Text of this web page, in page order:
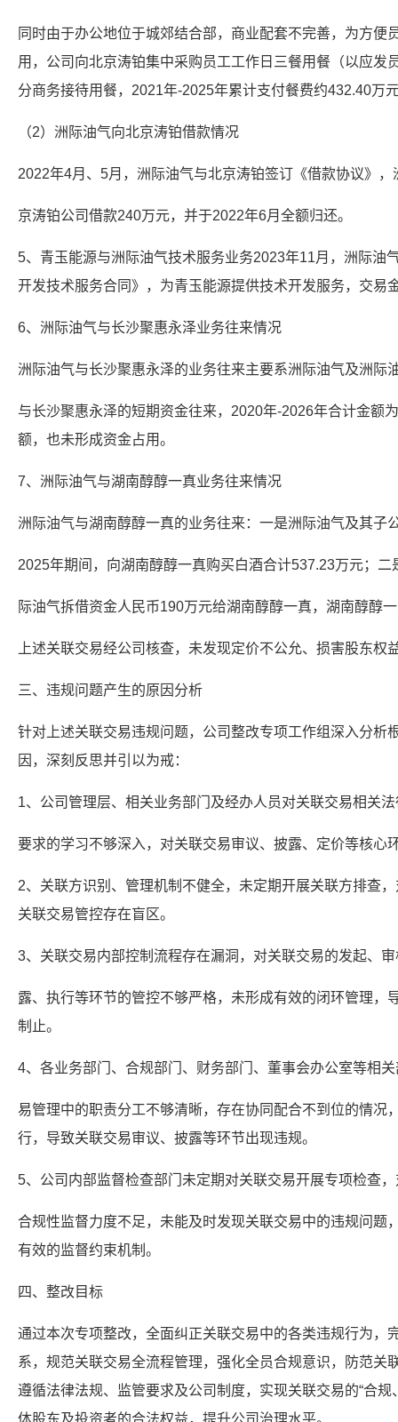
同时由于办公地位于城郊结合部，商业配套不完善，为方便
用，公司向北京涛铂集中采购员工工作日三餐用餐（以应发
分商务接待用餐，2021年-2025年累计支付餐费约432.40万
（2）洲际油气向北京涛铂借款情况
2022年4月、5月，洲际油气与北京涛铂签订《借款协议》，
京涛铂公司借款240万元，并于2022年6月全额归还。
5、青玉能源与洲际油气技术服务业务2023年11月，洲际油
开发技术服务合同》，为青玉能源提供技术开发服务，交易
6、洲际油气与长沙聚惠永泽业务往来情况
洲际油气与长沙聚惠永泽的业务往来主要系洲际油气及洲际
与长沙聚惠永泽的短期资金往来，2020年-2026年合计金额
额，也未形成资金占用。
7、洲际油气与湖南醇醇一真业务往来情况
洲际油气与湖南醇醇一真的业务往来：一是洲际油气及其子
2025年期间，向湖南醇醇一真购买白酒合计537.23万元；二
际油气拆借资金人民币190万元给湖南醇醇一真，湖南醇醇
上述关联交易经公司核查，未发现定价不公允、损害股东权
三、违规问题产生的原因分析
针对上述关联交易违规问题，公司整改专项工作组深入分析
因，深刻反思并引以为戒：
1、公司管理层、相关业务部门及经办人员对关联交易相关
要求的学习不够深入，对关联交易审议、披露、定价等核心
2、关联方识别、管理机制不健全，未定期开展关联方排查
关联交易管控存在盲区。
3、关联交易内部控制流程存在漏洞，对关联交易的发起、
露、执行等环节的管控不够严格，未形成有效的闭环管理，
制止。
4、各业务部门、合规部门、财务部门、董事会办公室等相
易管理中的职责分工不够清晰，存在协同配合不到位的情况
行，导致关联交易审议、披露等环节出现违规。
5、公司内部监督检查部门未定期对关联交易开展专项检查
合规性监督力度不足，未能及时发现关联交易中的违规问题
有效的监督约束机制。
四、整改目标
通过本次专项整改，全面纠正关联交易中的各类违规行为，
系，规范关联交易全流程管理，强化全员合规意识，防范关
遵循法律法规、监管要求及公司制度，实现关联交易的“合
体股东及投资者的合法权益，提升公司治理水平。